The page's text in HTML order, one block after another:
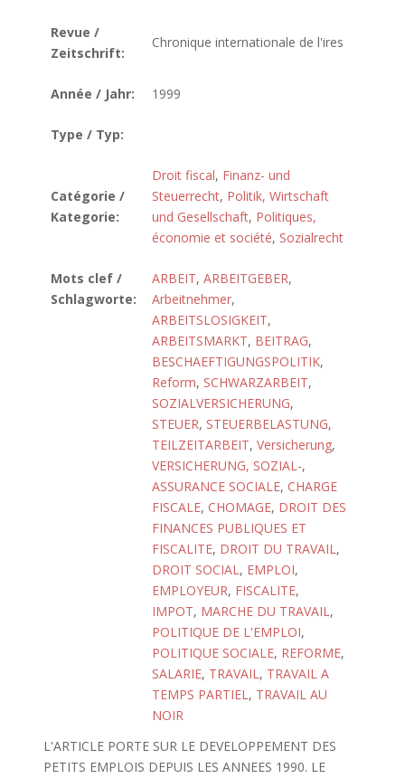
Revue /
Zeitschrift:
Chronique internationale de l'ires
Année / Jahr: 1999
Type / Typ:
Catégorie /
Kategorie:
Droit fiscal, Finanz- und
Steuerrecht, Politik, Wirtschaft
und Gesellschaft, Politiques,
économie et société, Sozialrecht
Mots clef /
Schlagworte:
ARBEIT, ARBEITGEBER,
Arbeitnehmer,
ARBEITSLOSIGKEIT,
ARBEITSMARKT, BEITRAG,
BESCHAEFTIGUNGSPOLITIK,
Reform, SCHWARZARBEIT,
SOZIALVERSICHERUNG,
STEUER, STEUERBELASTUNG,
TEILZEITARBEIT, Versicherung,
VERSICHERUNG, SOZIAL-,
ASSURANCE SOCIALE, CHARGE
FISCALE, CHOMAGE, DROIT DES
FINANCES PUBLIQUES ET
FISCALITE, DROIT DU TRAVAIL,
DROIT SOCIAL, EMPLOI,
EMPLOYEUR, FISCALITE,
IMPOT, MARCHE DU TRAVAIL,
POLITIQUE DE L'EMPLOI,
POLITIQUE SOCIALE, REFORME,
SALARIE, TRAVAIL, TRAVAIL A
TEMPS PARTIEL, TRAVAIL AU
NOIR
L'ARTICLE PORTE SUR LE DEVELOPPEMENT DES
PETITS EMPLOIS DEPUIS LES ANNEES 1990. LE